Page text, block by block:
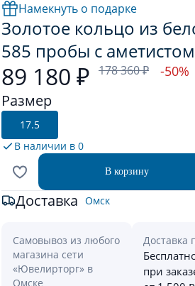
Намекнуть о подарке
Золотое кольцо из
585 пробы с
89 180 ₽ 178 360 ₽ -50%
Размер
17.5
В наличии в 0
В корзину
Доставка Омск
Самовывоз из любого
магазина сети
«Ювелирторг» в
Омске
Доставка
при